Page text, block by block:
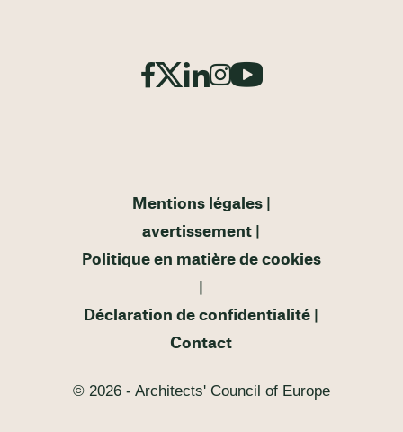
Mentions légales
avertissement
Politique en matière de cookies
Déclaration de confidentialité
Contact
© 2026 - Architects' Council of Europe